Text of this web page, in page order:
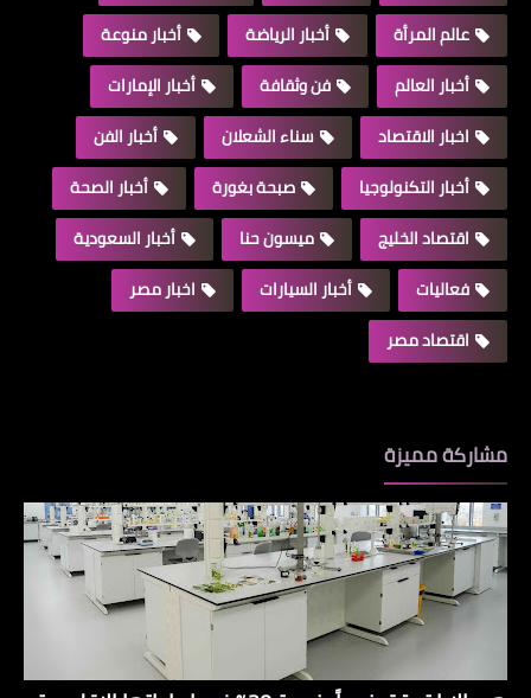
عالم المرأة
أخبار الرياضة
أخبار منوعة
أخبار العالم
فن وثقافة
أخبار الإمارات
اخبار الاقتصاد
سناء الشعلان
أخبار الفن
أخبار التكنولوجيا
صبحة بغورة
أخبار الصحة
اقتصاد الخليج
ميسون حنا
أخبار السعودية
فعاليات
أخبار السيارات
اخبار مصر
اقتصاد مصر
مشاركة مميزة